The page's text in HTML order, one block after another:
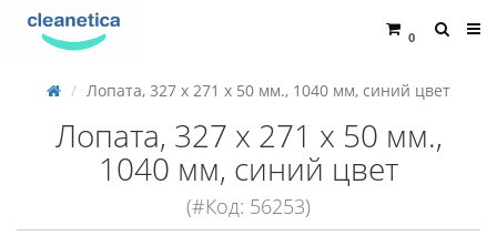
0
Лопата, 327 x 271 x 50 мм., 1040 мм, синий цвет
Лопата, 327 x 271 x 50 мм.,
1040 мм, синий цвет
(#Код: 56253)